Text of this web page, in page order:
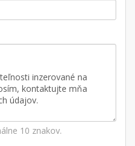
10 znakov.